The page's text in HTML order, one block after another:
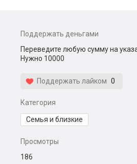
Поддержать деньгами
Переведите любую сумму на
Нужно 10000
Поддержать лайком 0
Категория
Семья и близкие
Просмотры
186